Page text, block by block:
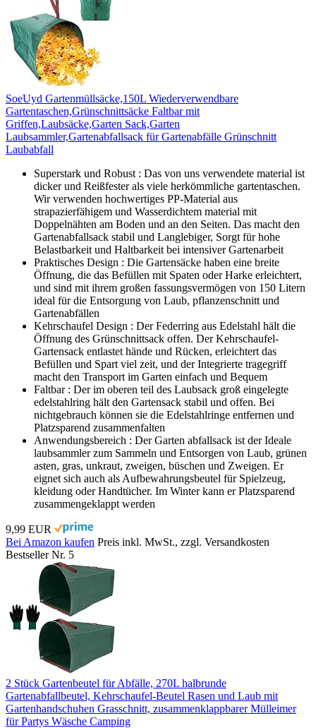
SoeUyd Gartenmüllsäcke,150L Wiederverwendbare
Gartentaschen,Grünschnittsäcke Faltbar mit
Griffen,Laubsäcke,Garten Sack,Garten
Laubsammler,Gartenabfallsack für Gartenabfälle Grünschnitt
Laubabfall
Superstark und Robust : Das von uns verwendete material ist
dicker und Reißfester als viele herkömmliche gartentaschen.
Wir verwenden hochwertiges PP-Material aus
strapazierfähigem und Wasserdichtem material mit
Doppelnähten am Boden und an den Seiten. Das macht den
Gartenabfallsack stabil und Langlebiger, Sorgt für hohe
Belastbarkeit und Haltbarkeit bei intensiver Gartenarbeit
Praktisches Design : Die Gartensäcke haben eine breite
Öffnung, die das Befüllen mit Spaten oder Harke erleichtert,
und sind mit ihrem großen fassungsvermögen von 150 Litern
ideal für die Entsorgung von Laub, pflanzenschnitt und
Gartenabfällen
Kehrschaufel Design : Der Federring aus Edelstahl hält die
Öffnung des Grünschnittsack offen. Der Kehrschaufel-
Gartensack entlastet hände und Rücken, erleichtert das
Befüllen und Spart viel zeit, und der Integrierte tragegriff
macht den Transport im Garten einfach und Bequem
Faltbar : Der im oberen teil des Laubsack groß eingelegte
edelstahlring hält den Gartensack stabil und offen. Bei
nichtgebrauch können sie die Edelstahlringe entfernen und
Platzsparend zusammenfalten
Anwendungsbereich : Der Garten abfallsack ist der Ideale
laubsammler zum Sammeln und Entsorgen von Laub, grünen
asten, gras, unkraut, zweigen, büschen und Zweigen. Er
eignet sich auch als Aufbewahrungsbeutel für Spielzeug,
kleidung oder Handtücher. Im Winter kann er Platzsparend
zusammengeklappt werden
9,99 EUR
Bei Amazon kaufen Preis inkl. MwSt., zzgl. Versandkosten
Bestseller Nr. 5
2 Stück Gartenbeutel für Abfälle, 270L halbrunde
Gartenabfallbeutel, Kehrschaufel-Beutel Rasen und Laub mit
Gartenhandschuhen Grasschnitt, zusammenklappbarer Mülleimer
für Partys Wäsche Camping